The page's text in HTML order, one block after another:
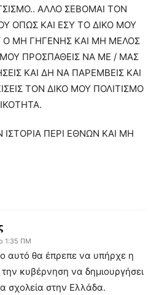
ΑΛΛΟ ΣΕΒΟΜΑΙ ΤΟΝ
ΟΠΩΣ ΚΑΙ ΕΣΥ ΤΟ ΔΙΚΟ ΜΟΥ
Ο ΜΗ ΓΗΓΕΝΗΣ ΚΑΙ ΜΗ ΜΕΛΟΣ
ΠΡΟΣΠΑΘΕΙΣ ΝΑ ΜΕ / ΜΑΣ
ΚΑΙ ΔΗ ΝΑ ΠΑΡΕΜΒΕΙΣ ΚΑΙ
ΤΟΝ ΔΙΚΟ ΜΟΥ ΠΟΛΙΤΙΣΜΟ
ΙΣΤΟΡΙΑ ΠΕΡΙ ΕΘΝΩΝ ΚΑΙ ΜΗ
1:35 ΠΜ
αυτό θα έπρεπε να υπήρχε η
κυβέρνηση να δημιουργήσει
σχολεία στην Ελλάδα.